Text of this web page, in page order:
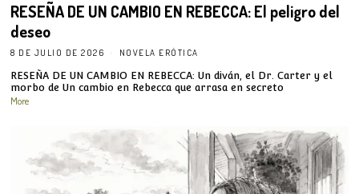
RESEÑA DE UN CAMBIO EN REBECCA: El peligro del
deseo
8 DE JULIO DE 2026 NOVELA ERÓTICA
RESEÑA DE UN CAMBIO EN REBECCA: Un diván, el Dr. Carter y el
morbo de Un cambio en Rebecca que arrasa en secreto
More